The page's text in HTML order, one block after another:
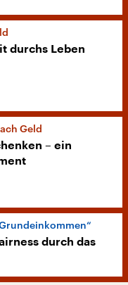
durchs Leben
Geld
– ein
durch das